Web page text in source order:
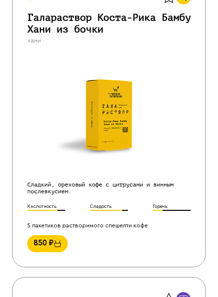
Галараствор Коста-Рика Бамбу
Хани из бочки
хани
Сладкий, ореховый кофе с цитрусами и винным
послевкусием.
Кислотность Сладость Горечь
5 пакетиков растворимого спешелти кофе
850 ₽